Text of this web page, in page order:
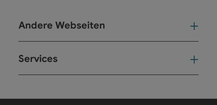
Andere Webseiten
Services